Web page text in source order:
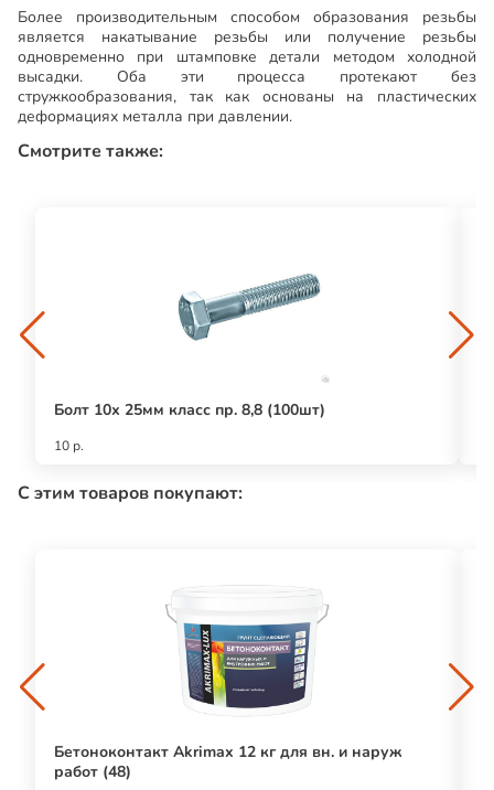
Более производительным способом образования резьбы
является накатывание резьбы или получение резьбы
одновременно при штамповке детали методом холодной
высадки. Оба эти процесса протекают без
стружкообразования, так как основаны на пластических
деформациях металла при давлении.
Смотрите также:
Болт 10х 25мм класс пр. 8,8 (100шт)
10 р.
С этим товаров покупают:
Бетоноконтакт Akrimax 12 кг для вн. и наруж
работ (48)